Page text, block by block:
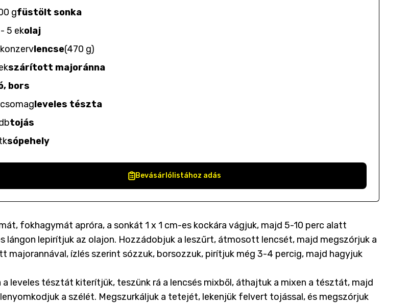
gfüstölt sonka
- 5 ekolaj
konzervlencse(470 g)
szárított majoránna
bors
csomagleveles tészta
tojás
sópehely
Bevásárlólistához adás
fokhagymát apróra, a sonkát 1 x 1 cm-es kockára vágjuk, majd 5-10 perc alatt
lángon lepirítjuk az olajon. Hozzádobjuk a leszűrt, átmosott lencsét, majd megszórjuk a
majorannával, ízlés szerint sózzuk, borsozzuk, pirítjuk még 3-4 percig, majd hagyjuk
a leveles tésztát kiterítjük, teszünk rá a lencsés mixből, áthajtuk a mixen a tésztát, majd
a szélét. Megszurkáljuk a tetejét, lekenjük felvert tojással, és megszórjuk